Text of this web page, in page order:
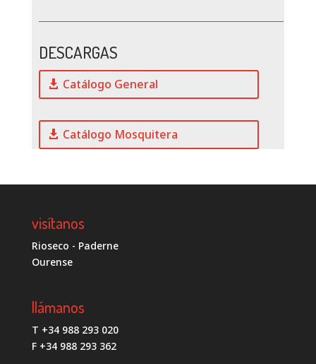
DESCARGAS
Catálogo General
Catálogo Mosquitera
visítanos
Rioseco - Paderne
Ourense
llámanos
T +34 988 293 020
F +34 988 293 362